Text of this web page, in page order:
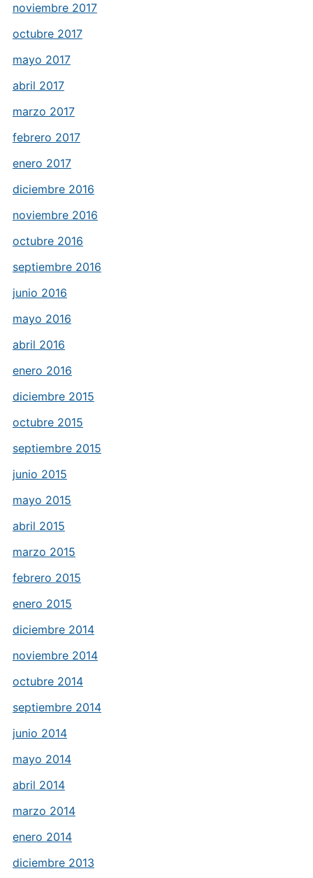
noviembre 2017
octubre 2017
mayo 2017
abril 2017
marzo 2017
febrero 2017
enero 2017
diciembre 2016
noviembre 2016
octubre 2016
septiembre 2016
junio 2016
mayo 2016
abril 2016
enero 2016
diciembre 2015
octubre 2015
septiembre 2015
junio 2015
mayo 2015
abril 2015
marzo 2015
febrero 2015
enero 2015
diciembre 2014
noviembre 2014
octubre 2014
septiembre 2014
junio 2014
mayo 2014
abril 2014
marzo 2014
enero 2014
diciembre 2013